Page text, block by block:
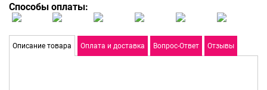
Способы оплаты:
Описание товара Оплата и доставка Вопрос-Ответ Отзывы